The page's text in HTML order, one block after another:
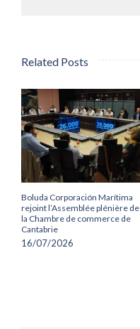
Related Posts
Boluda Corporación Marítima
rejoint l’Assemblée plénière de
la Chambre de commerce de
Cantabrie
16/07/2026